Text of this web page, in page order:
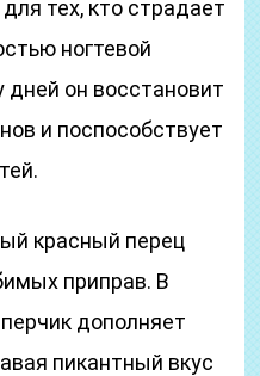
тех, кто страдает
ногтевой
дней он восстановит
и поспособствует
красный перец
приправ. В
дополняет
пикантный вкус